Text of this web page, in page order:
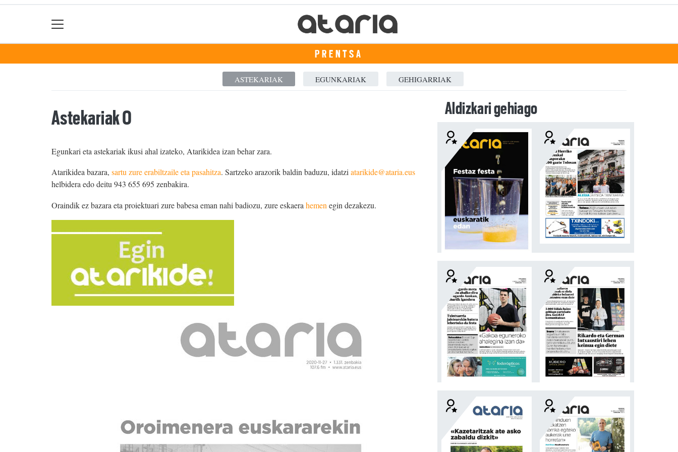
PRENTSA
ASTEKARIAK EGUNKARIAK GEHIGARRIAK
Astekariak 0
Egunkari eta astekariak ikusi ahal izateko, Atarikidea izan behar zara.
Atarikidea bazara, sartu zure erabiltzaile eta pasahitza. Sartzeko arazorik baldin baduzu, idatziatarikide@ataria.eus
helbidera edo deitu 943 655 695 zenbakira.
Oraindik ez bazara eta proiektuari zure babesa eman nahi badiozu, zure eskaera hemen egin dezakezu.
Aldizkari gehiago